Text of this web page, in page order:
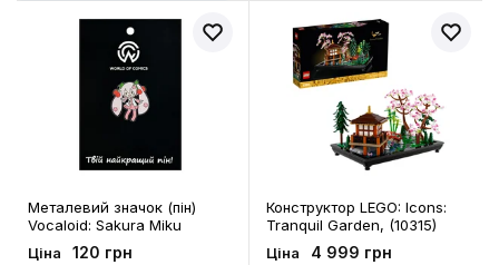
Металевий значок (пін)
Vocaloid: Sakura Miku
(Sakura Blossom) (Chibi),
(14680)
Ціна 120 грн
Конструктор LEGO: Icons:
Tranquil Garden, (10315)
Ціна 4 999 грн